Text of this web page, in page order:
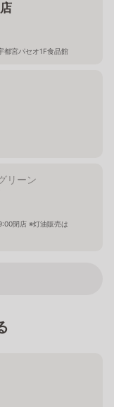
宮パセオ1F食品館
リーン
閉店 ※灯油販売は